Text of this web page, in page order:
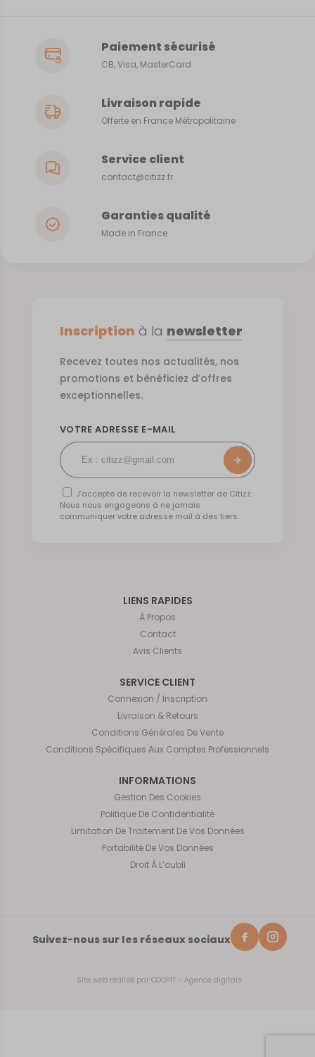
Paiement sécurisé
CB, Visa, MasterCard
Livraison rapide
Offerte en France Métropolitaine
Service client
contact@citizz.fr
Garanties qualité
Made in France
LIENS RAPIDES
À Propos
Contact
Avis Clients
SERVICE CLIENT
Connexion / Inscription
Livraison & Retours
Conditions Générales De Vente
Conditions Spécifiques Aux Comptes Professionnels
INFORMATIONS
Gestion Des Cookies
Politique De Confidentialité
Limitation De Traitement De Vos Données
Portabilité De Vos Données
Droit À L’oubli
Suivez-nous sur les réseaux sociaux
Site web réalisé par COQPIT - Agence digitale
Inscription à la newsletter
Recevez toutes nos actualités, nos
promotions et bénéficiez d’offres
exceptionnelles.
VOTRE ADRESSE E-MAIL
J’accepte de recevoir la newsletter de Citizz.
Nous nous engageons à ne jamais
communiquer votre adresse mail à des tiers.